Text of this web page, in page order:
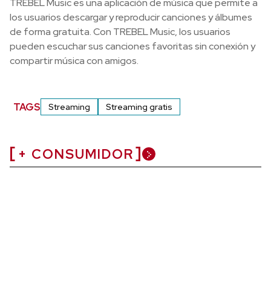
TREBEL Music es una aplicación de música que permite a
los usuarios descargar y reproducir canciones y álbumes
de forma gratuita. Con TREBEL Music, los usuarios
pueden escuchar sus canciones favoritas sin conexión y
compartir música con amigos.
TAGS Streaming Streaming gratis
+ CONSUMIDOR